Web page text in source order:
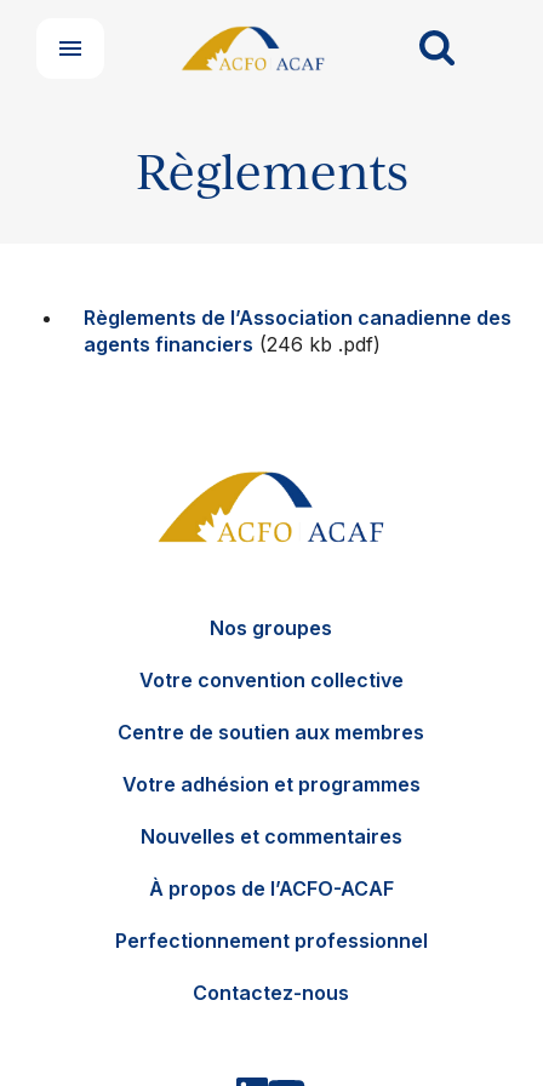
Nos groupes
Centre de soutien aux membres
Votre convention collective
Votre adhésion et programmes
ENContactez-nous
Règlements
Règlements de l’Association canadienne des
agents financiers (246 kb .pdf)
Nos groupes
Votre convention collective
Centre de soutien aux membres
Votre adhésion et programmes
Nouvelles et commentaires
À propos de l’ACFO-ACAF
Perfectionnement professionnel
Contactez-nous